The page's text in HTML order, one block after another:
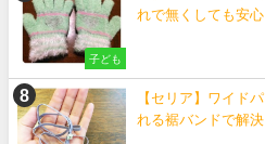
子ども
れで無くしても安心
【セリア】ワイド
れる裾バンドで解決